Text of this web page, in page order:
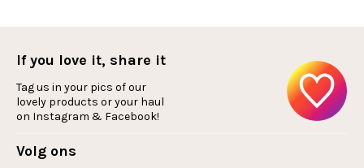
If you love it, share it
Tag us in your pics of our
lovely products or your haul
on Instagram & Facebook!
Volg ons